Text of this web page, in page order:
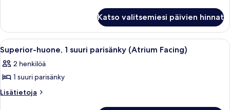
(London
Eye
View)
kuvat
suuri
parisänky
(London
Eye
View)
Katso valitsemiesi päivien hinnat
Avaa
kaikki
huonetyypin
Superior-
huone,
Hotellihuone, jossa on sänky,
5
Superior-huone, 1 suuri parisänky (Atrium Facing)
2 henkilöä
1 suuri parisänky
Lisätietoja
Lisätietoja